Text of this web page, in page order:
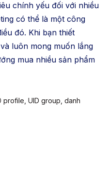
profile, UID group, danh
chính yếu đối với nhiều
có thể là một công
đó. Khi bạn thiết
luôn mong muốn lắng
mua nhiều sản phẩm